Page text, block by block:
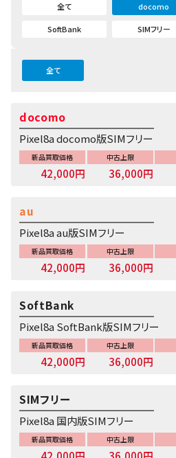
全て docomo
SoftBank SIMフリー
全て
Pixel8a docomo版SIMフリー
docomo
新品買取価格
42,000円
中古上限
36,000円
Pixel8a au版SIMフリー
au
新品買取価格
42,000円
中古上限
36,000円
Pixel8a SoftBank版SIMフリー
SoftBank
新品買取価格
42,000円
中古上限
36,000円
Pixel8a 国内版SIMフリー
SIMフリー
新品買取価格 中古上限